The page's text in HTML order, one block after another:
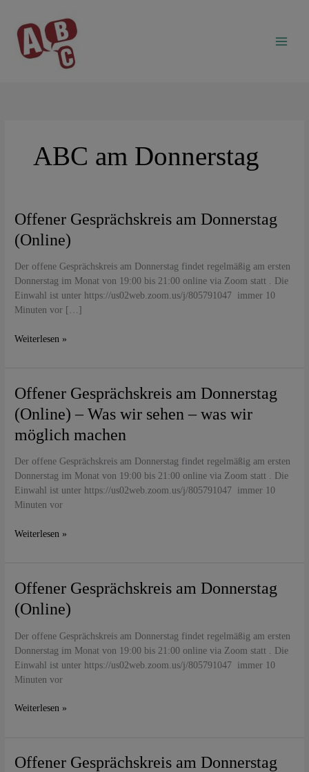
springen
ABC am Donnerstag
Offener Gesprächskreis am Donnerstag
(Online)
Der offene Gesprächskreis am Donnerstag findet regelmäßig am ersten
Donnerstag im Monat von 19:00 bis 21:00 online via Zoom statt . Die
Einwahl ist unter https://us02web.zoom.us/j/805791047 immer 10
Minuten vor […]
Offener
am
(Online)
Weiterlesen »
Offener Gesprächskreis am Donnerstag
(Online) – Was wir sehen – was wir
möglich machen
Der offene Gesprächskreis am Donnerstag findet regelmäßig am ersten
Donnerstag im Monat von 19:00 bis 21:00 online via Zoom statt . Die
Einwahl ist unter https://us02web.zoom.us/j/805791047 immer 10
Minuten vor
Offener
am
Donnerstag
–
Was
wir
sehen
was
Weiterlesen »
Offener Gesprächskreis am Donnerstag
(Online)
Der offene Gesprächskreis am Donnerstag findet regelmäßig am ersten
Donnerstag im Monat von 19:00 bis 21:00 online via Zoom statt . Die
Einwahl ist unter https://us02web.zoom.us/j/805791047 immer 10
Minuten vor
Offener
am
(Online)
Weiterlesen »
Offener Gesprächskreis am Donnerstag
Offener